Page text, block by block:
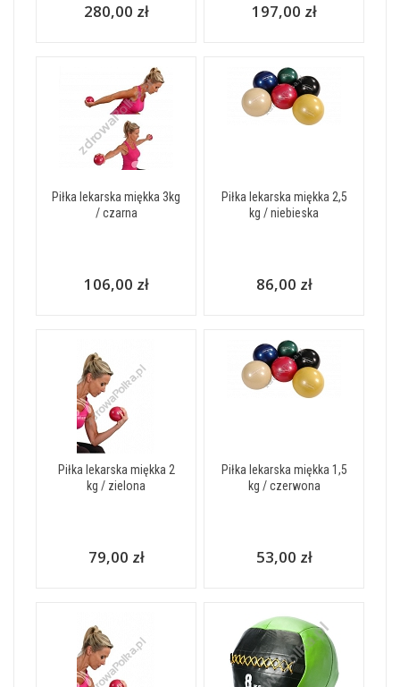
280,00 zł 197,00 zł
Piłka lekarska miękka 3kg
/ czarna
106,00 zł
Piłka lekarska miękka 2,5
kg / niebieska
86,00 zł
Piłka lekarska miękka 2
kg / zielona
79,00 zł
Piłka lekarska miękka 1,5
kg / czerwona
53,00 zł